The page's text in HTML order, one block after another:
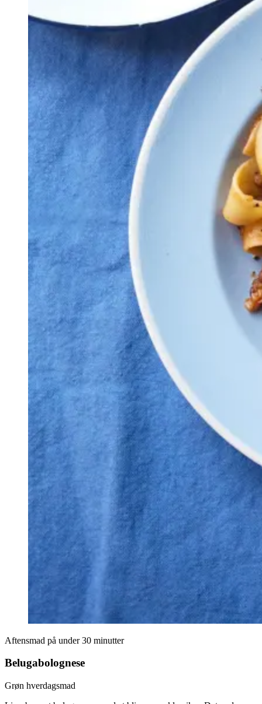
Aftensmad på under 30 minutter
Belugabolognese
Grøn hverdagsmad